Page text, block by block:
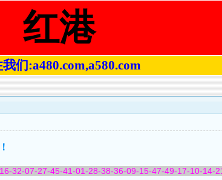
红港
们:a480.com,a580.com
32-07-27-45-41-01-28-38-36-09-15-47-49-17-10-14-